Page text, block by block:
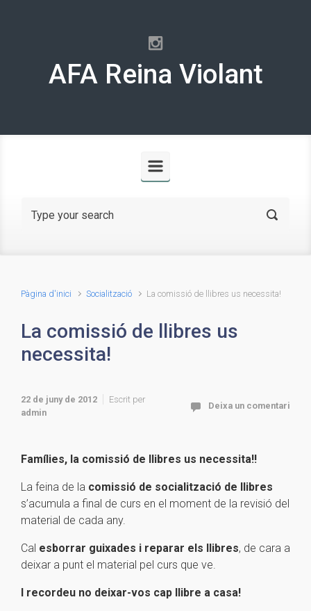
AFA Reina Violant
Pàgina d'inici Socialització La comissió de llibres us necessita!
La comissió de llibres us
necessita!
22 de juny de 2012
Escrit per
admin
Deixa un comentari
Famílies, la comissió de llibres us necessita!!
La feina de la comissió de socialització de llibres
s’acumula a final de curs en el moment de la revisió del
material de cada any.
Cal esborrar guixades i reparar els llibres, de cara a
deixar a punt el material pel curs que ve.
I recordeu no deixar-vos cap llibre a casa!